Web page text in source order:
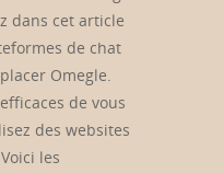
dans cet article
de chat
Omegle.
de vous
des websites
les